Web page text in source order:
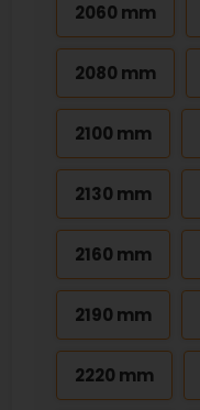
2060 mm
2080 mm
2100 mm
2130 mm
2160 mm
2190 mm
2220 mm